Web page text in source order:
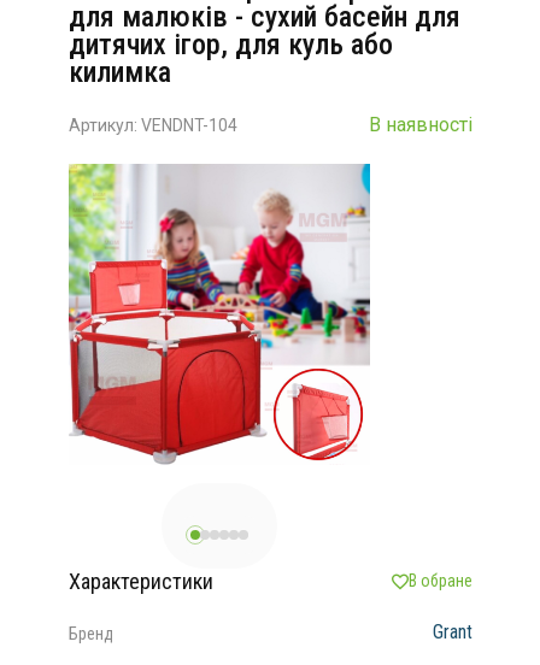
для малюків - сухий басейн для
дитячих ігор, для куль або
килимка
Артикул: VENDNT-104 В наявності
Характеристики В обране
Бренд Grant